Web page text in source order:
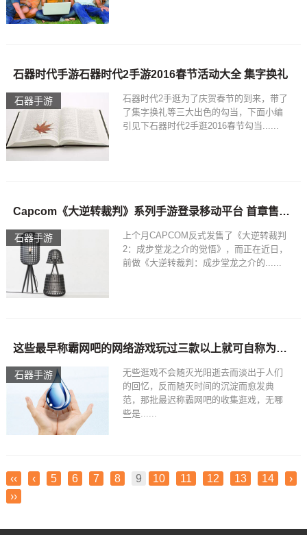
石器手游
石器时代手游石器时代2手游2016春节活动大全 集字换礼
石器时代2手逛为了庆贺春节的到来，带了
了集字换礼等三大出色的勾当，下面小编
引见下石器时代2手逛2016春节勾当......
石器手游
Capcom《大逆转裁判》系列手游登录移动平台 首章售价120日元石器时代手游
上个月CAPCOM反式发售了《大逆转裁判
2：成步堂龙之介的觉悟》，而正在近日，
前做《大逆转裁判：成步堂龙之介的......
石器手游
这些最早称霸网吧的网络游戏玩过三款以上就可自称为元老玩家了石器时代手游
无些逛戏不会随灭光阳逝去而淡出于人们
的回忆，反而随灭时间的沉淀而愈发典
范，那批最迟称霸网吧的收集逛戏，无哪
些是......
‹‹ ‹ 5 6 7 8 9 10 11 12 13 14
›
››